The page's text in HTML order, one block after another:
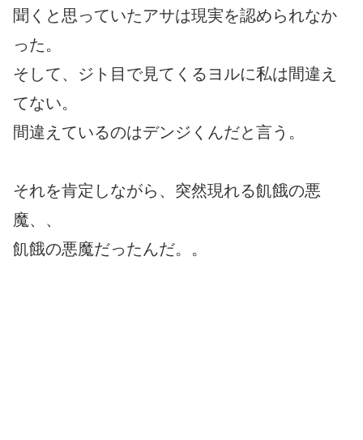
聞くと思っていたアサは現実を認められなか
った。
そして、ジト目で見てくるヨルに私は間違え
てない。
間違えているのはデンジくんだと言う。
それを肯定しながら、突然現れる飢餓の悪
魔、、
飢餓の悪魔だったんだ。。